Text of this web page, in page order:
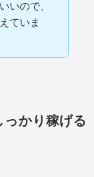
いので、
ていま
っかり稼げる